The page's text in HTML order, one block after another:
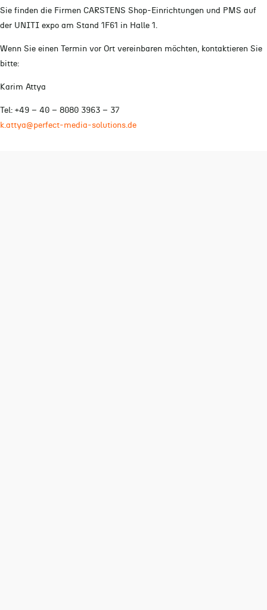
Sie finden die Firmen CARSTENS Shop-Einrichtungen und PMS auf
der UNITI expo am Stand 1F61 in Halle 1.
Wenn Sie einen Termin vor Ort vereinbaren möchten, kontaktieren Sie
bitte:
Karim Attya
Tel: +49 – 40 – 8080 3963 – 37
k.attya@perfect-media-solutions.de